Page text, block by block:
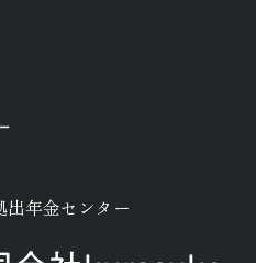
年金センター